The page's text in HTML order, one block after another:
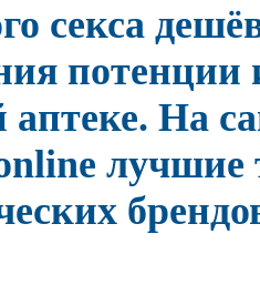
секса
потенции
аптеке. На